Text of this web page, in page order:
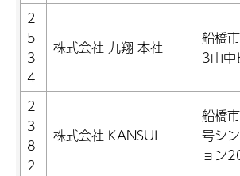
2
5
3
4
株式会社 九翔 本社
船橋
3山
2
3
8
2
株式会社 KANSUI
船橋
号シ
ョン